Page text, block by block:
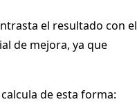
el resultado con el
de mejora, ya que
de esta forma: